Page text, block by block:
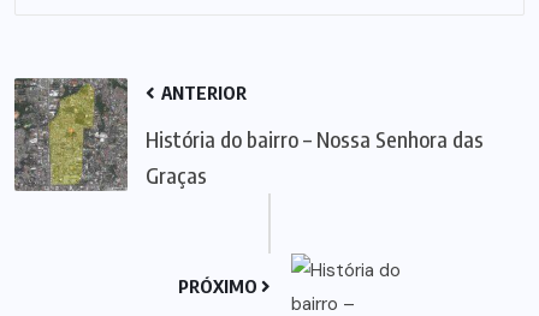
ANTERIOR
História do bairro – Nossa Senhora das
Graças
PRÓXIMO